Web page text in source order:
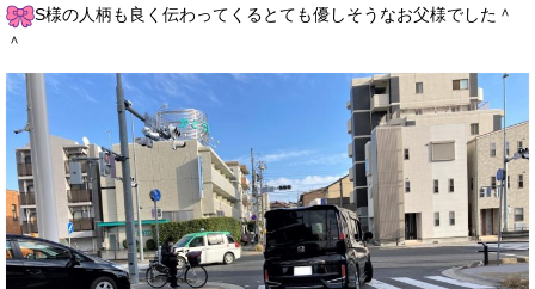
S様の人柄も良く伝わってくるとても優しそうなお父様でした＾
＾